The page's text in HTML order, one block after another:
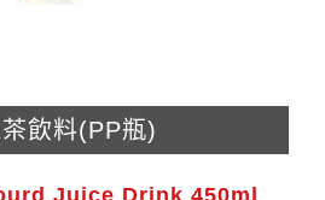
飲料(PP瓶)
Juice Drink 450ml